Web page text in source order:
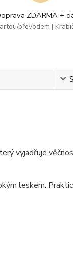
ZDARMA +
převodem |
vyjadřuje
leskem.